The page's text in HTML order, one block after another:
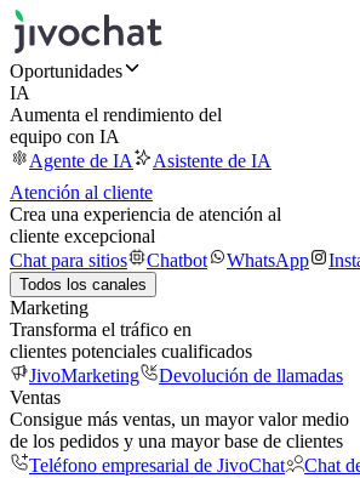
Oportunidades
IA
Aumenta el rendimiento del
equipo con IA
Agente de IA
Asistente de IA
Atención al cliente
Crea una experiencia de atención al
cliente excepcional
Chat para sitios
Chatbot WhatsApp
Todos los canales
Marketing
Transforma el tráfico en
clientes potenciales cualificados
JivoMarketing
Devolución de llamadas
Ventas
Consigue más ventas, un mayor valor medio
de los pedidos y una mayor base de clientes
Teléfono empresarial de JivoChat
Chat